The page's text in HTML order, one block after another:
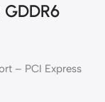
– PCI Express